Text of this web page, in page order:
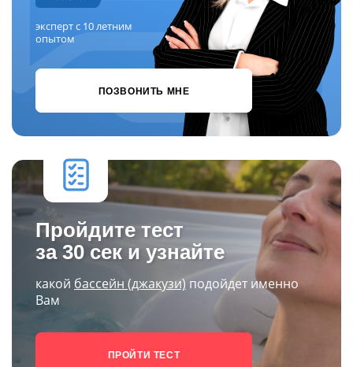
эксперт с 10 летним
опытом
ПОЗВОНИТЬ МНЕ
Пройдите тест
за 30 сек и узнайте
какой бассейн (джакузи) подойдет именно
Вам
ПРОЙТИ ТЕСТ